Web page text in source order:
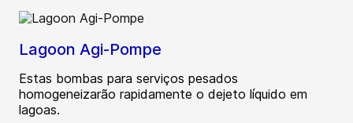
Lagoon Agi-Pompe
Estas bombas para serviços pesados
homogeneizarão rapidamente o dejeto líquido em
lagoas.